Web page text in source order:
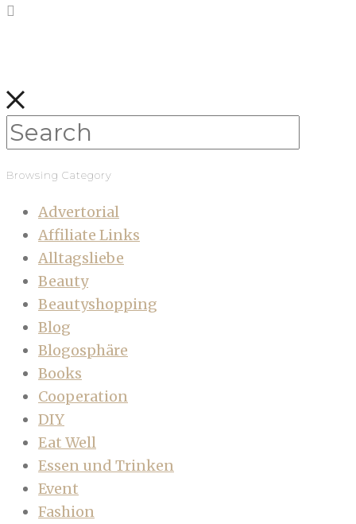
Browsing Category
Advertorial
Affiliate Links
Alltagsliebe
Beauty
Beautyshopping
Blog
Blogosphäre
Books
Cooperation
DIY
Eat Well
Essen und Trinken
Event
Fashion